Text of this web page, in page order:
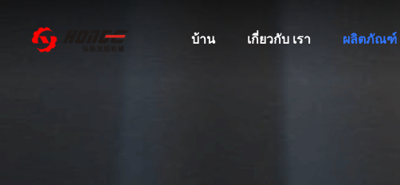
บ้าน เกี่ยวกับ เรา ผลิตภัณฑ์